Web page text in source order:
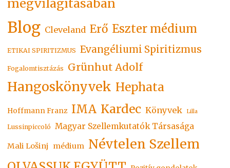
megvilágításában
Blog Cleveland Erő Eszter médium
ETIKAI SPIRITIZMUS Evangéliumi Spiritizmus
Fogalomtisztázás Grünhut Adolf
Hangoskönyvek Hephata
Hoffmann Franz IMA Kardec Könyvek Lilla
Lussinpiccoló Magyar Szellemkutatók Társasága
Mali Lošinj médium Névtelen Szellem